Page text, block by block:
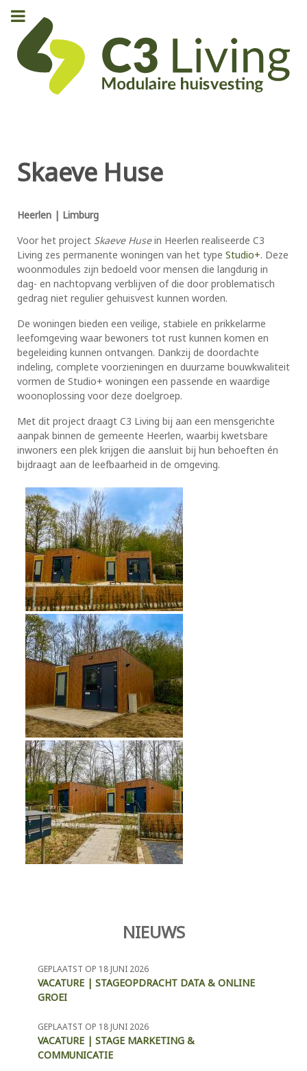
Skaeve Huse
Heerlen | Limburg
Voor het project Skaeve Husein Heerlen realiseerde C3
Living zes permanente woningen van het type Studio+. Deze
woonmodules zijn bedoeld voor mensen die langdurig in
dag- en nachtopvang verblijven of die door problematisch
gedrag niet regulier gehuisvest kunnen worden.
De woningen bieden een veilige, stabiele en prikkelarme
leefomgeving waar bewoners tot rust kunnen komen en
begeleiding kunnen ontvangen. Dankzij de doordachte
indeling, complete voorzieningen en duurzame bouwkwaliteit
vormen de Studio+ woningen een passende en waardige
woonoplossing voor deze doelgroep.
Met dit project draagt C3 Living bij aan een mensgerichte
aanpak binnen de gemeente Heerlen, waarbij kwetsbare
inwoners een plek krijgen die aansluit bij hun behoeften én
bijdraagt aan de leefbaarheid in de omgeving.
NIEUWS
GEPLAATST OP 18 JUNI 2026
VACATURE | STAGEOPDRACHT DATA & ONLINE
GROEI
GEPLAATST OP 18 JUNI 2026
VACATURE | STAGE MARKETING &
COMMUNICATIE